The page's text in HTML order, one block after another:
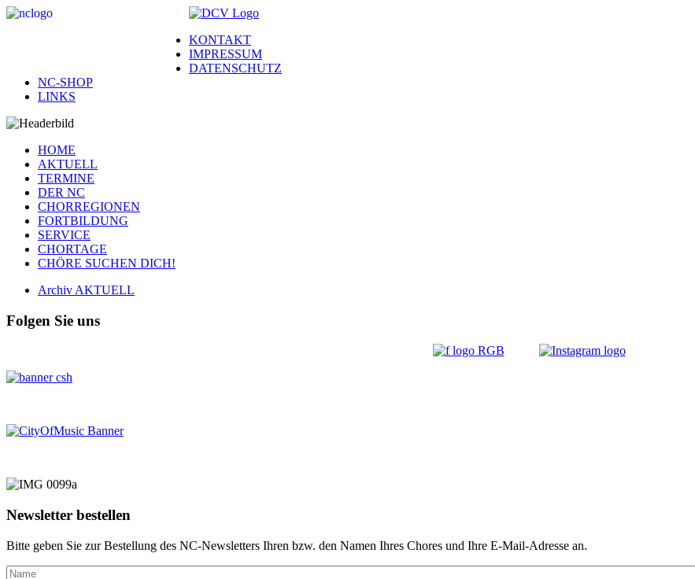
KONTAKT
IMPRESSUM
DATENSCHUTZ
NC-SHOP
LINKS
HOME
AKTUELL
TERMINE
DER NC
CHORREGIONEN
FORTBILDUNG
SERVICE
CHORTAGE
CHÖRE SUCHEN DICH!
Archiv AKTUELL
Folgen Sie uns
Newsletter bestellen
Bitte geben Sie zur Bestellung des NC-Newsletters Ihren bzw. den Namen Ihres Chores und Ihre E-Mail-Adresse an.